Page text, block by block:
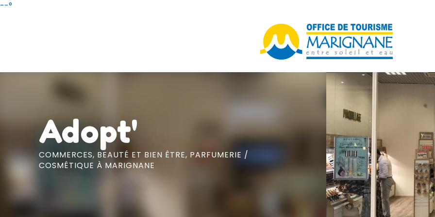
Aller
--°
Adopt'
COMMERCES, BEAUTÉ ET BIEN ÊTRE, PARFUMERIE /
COSMÉTIQUE À MARIGNANE